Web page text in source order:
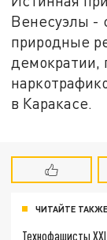
Венесуэлы -
природные
демократии,
в Каракасе.
ЧИТАЙТЕ
Технофашисты